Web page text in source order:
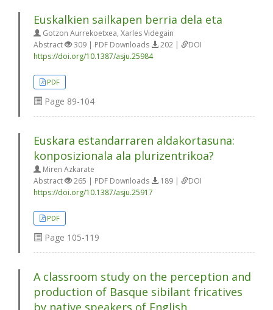
Euskalkien sailkapen berria dela eta
Gotzon Aurrekoetxea, Xarles Videgain
Abstract
309 | PDF Downloads 202 |
DOI
https://doi.org/10.1387/asju.25984
PDF
Page 89-104
Euskara estandarraren aldakortasuna:
konposizionala ala plurizentrikoa?
Miren Azkarate
Abstract
265 | PDF Downloads 189 |
DOI
https://doi.org/10.1387/asju.25917
PDF
Page 105-119
A classroom study on the perception and
production of Basque sibilant fricatives
by native speakers of English